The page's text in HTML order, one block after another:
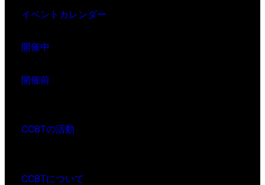
イベントカレンダー
開催中
開催前
CCBTの活動
CCBTについて